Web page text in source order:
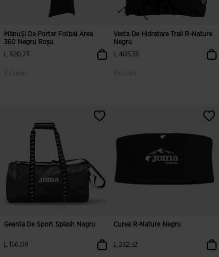
MănuȘi De Portar Fotbal Area
360 Negru Roșu
L 620,73
3 Culori
Vesta De Hidratare Trail R-Nature
Negru
L 405,35
4 Culori
3,2 din 5 evaluări ale clienților
Geanta De Sport Splash Negru
L 156,09
Curea R-Nature Negru
L 232,32